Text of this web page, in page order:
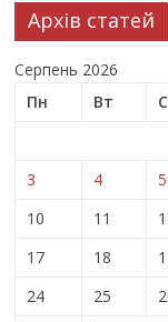
Архів статей
Серпень 2026
Пн
Вт
3
4 5
10
11
17
18
24
25